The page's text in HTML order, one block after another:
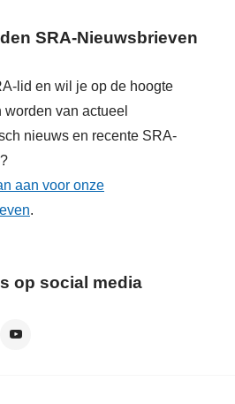
SRA-Nieuwsbrieven
lid en wil je op de hoogte
worden van actueel
nieuws en recente SRA-
aan voor onze
.
op social media